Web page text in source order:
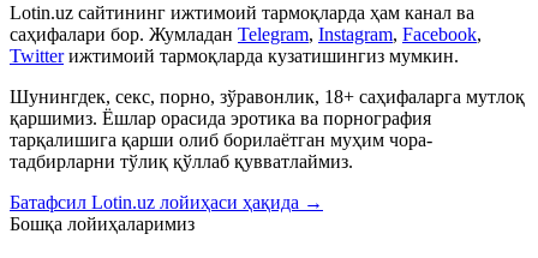
Lotin.uz сайтининг ижтимоий тармоқларда ҳам канал ва
саҳифалари бор. Жумладан Telegram, Instagram, Facebook,
Twitter ижтимоий тармоқларда кузатишингиз мумкин.
Шунингдек, секс, порно, зўравонлик, 18+ саҳифаларга мутлоқ
қаршимиз. Ёшлар орасида эротика ва порнография
тарқалишига қарши олиб борилаётган муҳим чора-
тадбирларни тўлиқ қўллаб қувватлаймиз.
Батафсил Lotin.uz лойиҳаси ҳақида →
Бошқа лойиҳаларимиз